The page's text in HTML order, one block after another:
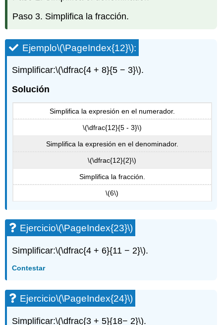
Paso 3. Simplifica la fracción.
Ejemplo\(\PageIndex{12}\):
Simplificar:\(\dfrac{4 + 8}{5 − 3}\).
Solución
Simplifica la expresión en el numerador.
\(\dfrac{12}{5 - 3}\)
Simplifica la expresión en el denominador.
\(\dfrac{12}{2}\)
Simplifica la fracción.
\(6\)
Ejercicio\(\PageIndex{23}\)
Simplificar:\(\dfrac{4 + 6}{11 − 2}\).
Contestar
Ejercicio\(\PageIndex{24}\)
Simplificar:\(\dfrac{3 + 5}{18− 2}\).